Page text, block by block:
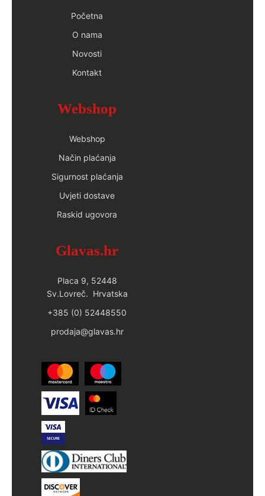
Početna
O nama
Novosti
Kontakt
Webshop
Webshop
Način plaćanja
Sigurnost plaćanja
Uvjeti dostave
Raskid ugovora
Glavas.hr
Placa 9, 52448
Sv.Lovreč. Hrvatska
+385 (0) 52448550
prodaja@glavas.hr